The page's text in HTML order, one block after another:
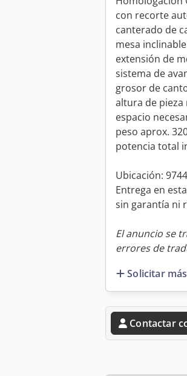
con recorte
canterado de
mesa
extensión de
sistema de
grosor de
altura de pieza
espacio
peso aprox.
potencia total
Ubicación:
Entrega en
sin garantía ni
El anuncio se
errores de
Solicitar
Contactar